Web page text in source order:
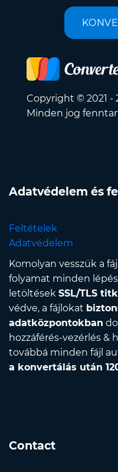
Copyright © 2021 -
Minden jog
Adatvédelem és
Feltételek
Adatvédelem
Komolyan vesszük a
folyamat minden
letöltések SSL/TLS
védve, a fájlokat
adatközpontokban
hozzáférés-vezérlés
továbbá minden fájl
a konvertálás után
Contact